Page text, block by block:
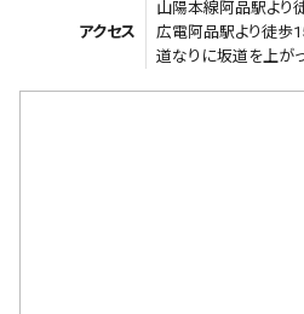
アクセス
山陽本線阿品駅より
広電阿品駅より徒歩
道なりに坂道を上がっ